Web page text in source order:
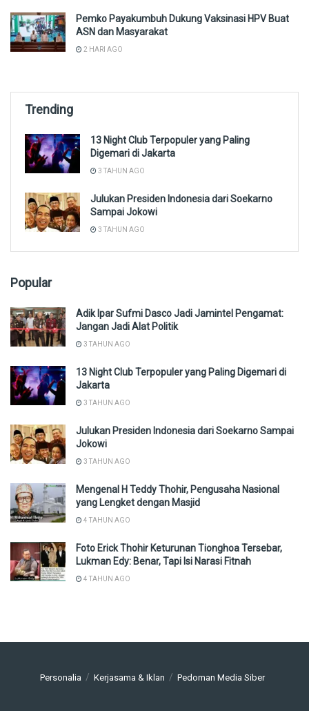
Pemko Payakumbuh Dukung Vaksinasi HPV Buat
ASN dan Masyarakat
2 HARI AGO
Trending
13 Night Club Terpopuler yang Paling
Digemari di Jakarta
3 TAHUN AGO
Julukan Presiden Indonesia dari Soekarno
Sampai Jokowi
3 TAHUN AGO
Popular
Adik Ipar Sufmi Dasco Jadi Jamintel Pengamat:
Jangan Jadi Alat Politik
3 TAHUN AGO
13 Night Club Terpopuler yang Paling Digemari di
Jakarta
3 TAHUN AGO
Julukan Presiden Indonesia dari Soekarno Sampai
Jokowi
3 TAHUN AGO
Mengenal H Teddy Thohir, Pengusaha Nasional
yang Lengket dengan Masjid
4 TAHUN AGO
Foto Erick Thohir Keturunan Tionghoa Tersebar,
Lukman Edy: Benar, Tapi Isi Narasi Fitnah
4 TAHUN AGO
Personalia Kerjasama & Iklan Pedoman Media Siber